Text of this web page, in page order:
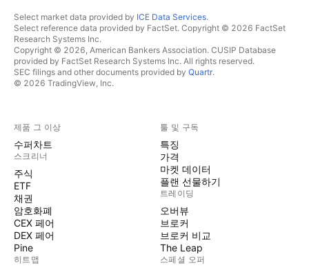
Select market data provided by ICE Data Services.
Select reference data provided by FactSet. Copyright © 2026 FactSet
Research Systems Inc.
Copyright © 2026, American Bankers Association. CUSIP Database
provided by FactSet Research Systems Inc. All rights reserved.
SEC filings and other documents provided by Quartr.
© 2026 TradingView, Inc.
제품 그 이상
수퍼차트
스크리너
주식
ETF
채권
암호화폐
CEX 페어
DEX 페어
Pine
히트맵
툴 및 구독
특징
가격
마켓 데이터
플랜 선물하기
트레이딩
오버뷰
브로커
브로커 비교
The Leap
스페셜 오퍼